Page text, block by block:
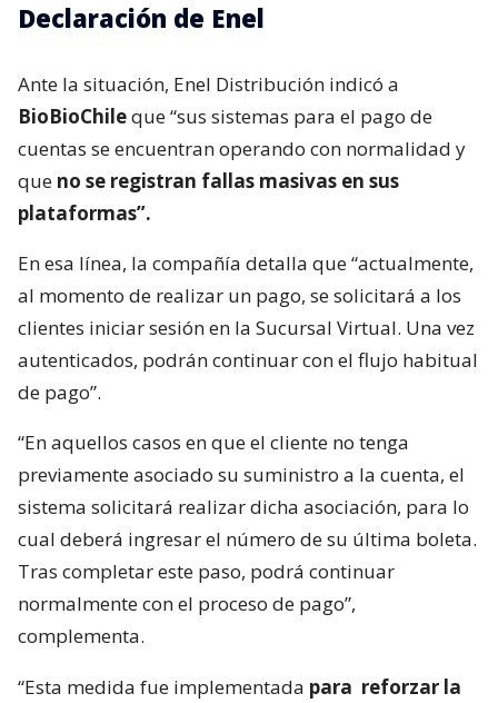
Declaración de Enel
Ante la situación, Enel Distribución indicó a
BioBioChileque “sus sistemas para el pago de
cuentas se encuentran operando con normalidad y
que no se registran fallas masivas en sus
plataformas”.
En esa línea, la compañía detalla que “actualmente,
al momento de realizar un pago, se solicitará a los
clientes iniciar sesión en la Sucursal Virtual. Una vez
autenticados, podrán continuar con el flujo habitual
de pago”.
“En aquellos casos en que el cliente no tenga
previamente asociado su suministro a la cuenta, el
sistema solicitará realizar dicha asociación, para lo
cual deberá ingresar el número de su última boleta.
Tras completar este paso, podrá continuar
normalmente con el proceso de pago”,
complementa.
“Esta medida fue implementada para reforzar la